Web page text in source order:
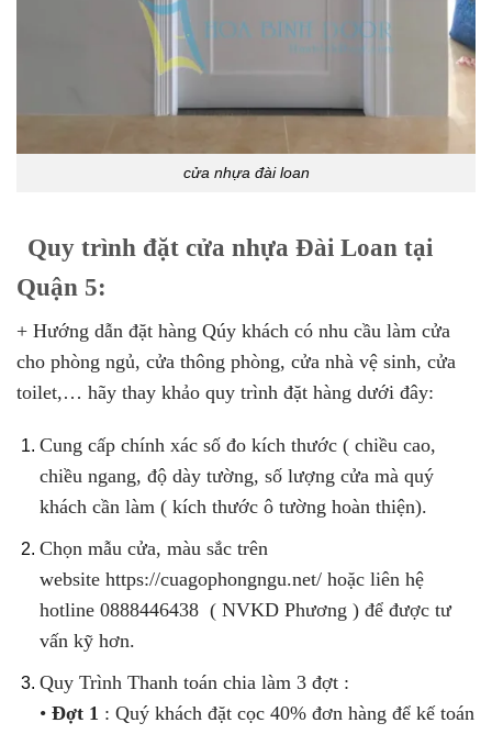
cửa nhựa đài loan
Quy trình đặt cửa nhựa Đài Loan tại
Quận 5:
+ Hướng dẫn đặt hàng Qúy khách có nhu cầu làm cửa
cho phòng ngủ, cửa thông phòng, cửa nhà vệ sinh, cửa
toilet,… hãy thay khảo quy trình đặt hàng dưới đây:
Cung cấp chính xác số đo kích thước ( chiều cao,
chiều ngang, độ dày tường, số lượng cửa mà quý
khách cần làm ( kích thước ô tường hoàn thiện).
Chọn mẫu cửa, màu sắc trên
website https://cuagophongngu.net/ hoặc liên hệ
hotline 0888446438 ( NVKD Phương ) để được tư
vấn kỹ hơn.
Quy Trình Thanh toán chia làm 3 đợt :
•Đợt 1 : Quý khách đặt cọc 40% đơn hàng để kế toán